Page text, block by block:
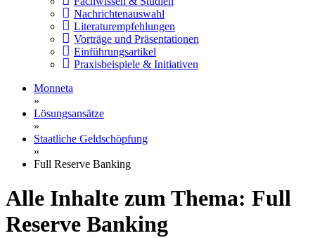
Nachrichtenauswahl
Literaturempfehlungen
Vorträge und Präsentationen
Einführungsartikel
Praxisbeispiele & Initiativen
Monneta
»
Lösungsansätze
»
Staatliche Geldschöpfung
»
Full Reserve Banking
Alle Inhalte zum Thema: Full
Reserve Banking